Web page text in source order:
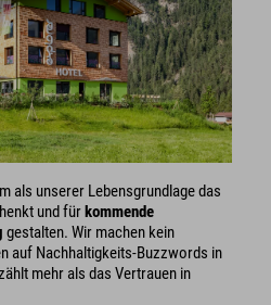
als unserer Lebensgrundlage das
und fürkommende
gestalten. Wir machen kein
auf Nachhaltigkeits-Buzzwords in
mehr als das Vertrauen in